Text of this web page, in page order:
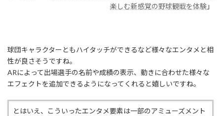
楽しむ新感覚の野球観戦を体験 」
球団キャラクターともハイタッチができるなど様々なエンタメと相
性が良さそうですね。
ARによって出場選手の名前や成績の表示、動きに合わせた様々な
エフェクトを追加できるようになってくれると嬉しいですね。
とはいえ、こういったエンタメ要素は一部のアミューズメント